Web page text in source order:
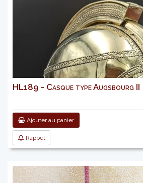
HL189 - Casque type Augsbourg II
Ajouter au panier
Rappel